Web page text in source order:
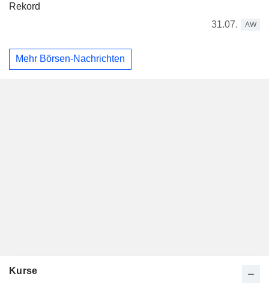
Rekord
31.07.
AW
Mehr Börsen-Nachrichten
Kurse